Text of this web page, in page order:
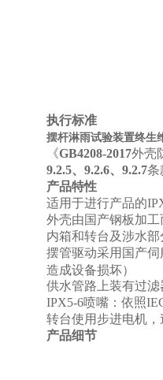
执行标准
摆杆淋雨试验装置终生
《GB4208-2017外壳
9.2.5、9.2.6、9.2.7条
产品特性
适用于进行产品的
外壳由国产钢板加
内箱和转台及涉水
摆管驱动采用国产
造成设备损坏）
供水管路上装有过
IPX5-6喷嘴：依照
转台使用步进电机
产品细节